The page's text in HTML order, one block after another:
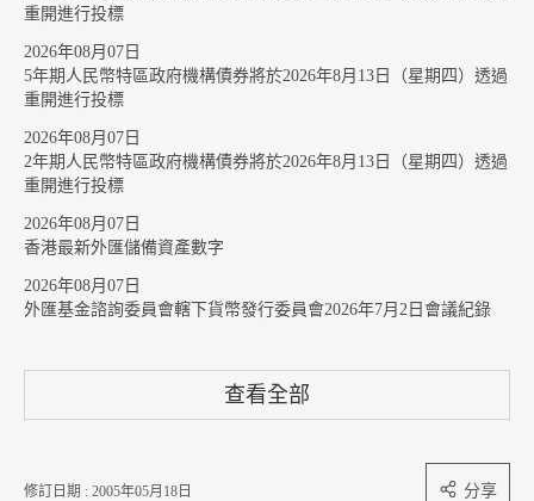
重開進行投標
2026年08月07日
5年期人民幣特區政府機構債券將於2026年8月13日（星期四）透過
重開進行投標
2026年08月07日
2年期人民幣特區政府機構債券將於2026年8月13日（星期四）透過
重開進行投標
2026年08月07日
香港最新外匯儲備資產數字
2026年08月07日
外匯基金諮詢委員會轄下貨幣發行委員會2026年7月2日會議紀錄
查看全部
修訂日期 : 2005年05月18日 分享